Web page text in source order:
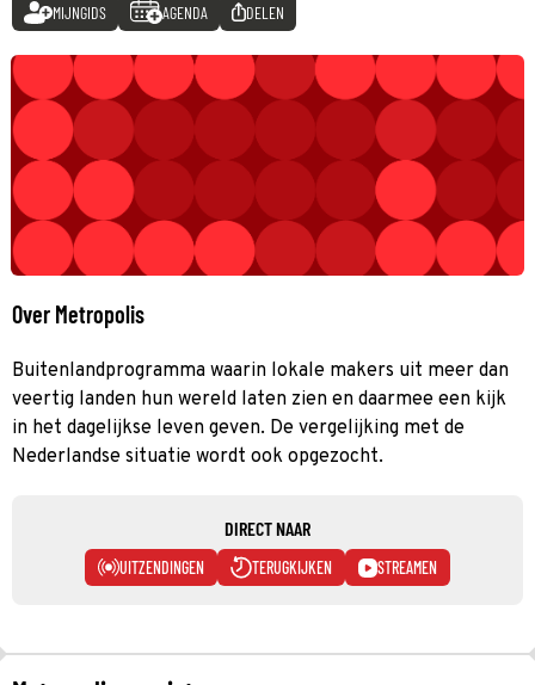
MIJNGIDS AGENDA DELEN
Over Metropolis
Buitenlandprogramma waarin lokale makers uit meer dan
veertig landen hun wereld laten zien en daarmee een kijk
in het dagelijkse leven geven. De vergelijking met de
Nederlandse situatie wordt ook opgezocht.
DIRECT NAAR
UITZENDINGEN TERUGKIJKEN STREAMEN